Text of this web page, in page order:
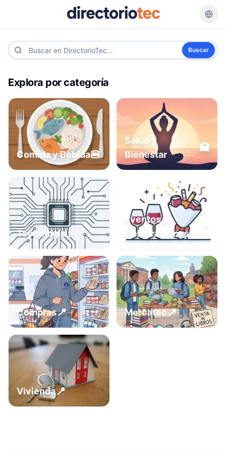
Buscar
Explora por categoría
Comida y Bebida🍔
Salud y
Bienestar
🏥
Tecnología📱
Eventos y
Celebraciones
Compras📍 Mercatec📍
Vivienda📍